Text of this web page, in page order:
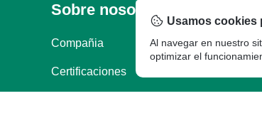
Sobre nosotros
Compañia
Certificaciones
Documentos
Usamos cookies
Al navegar en nuestro
optimizar el